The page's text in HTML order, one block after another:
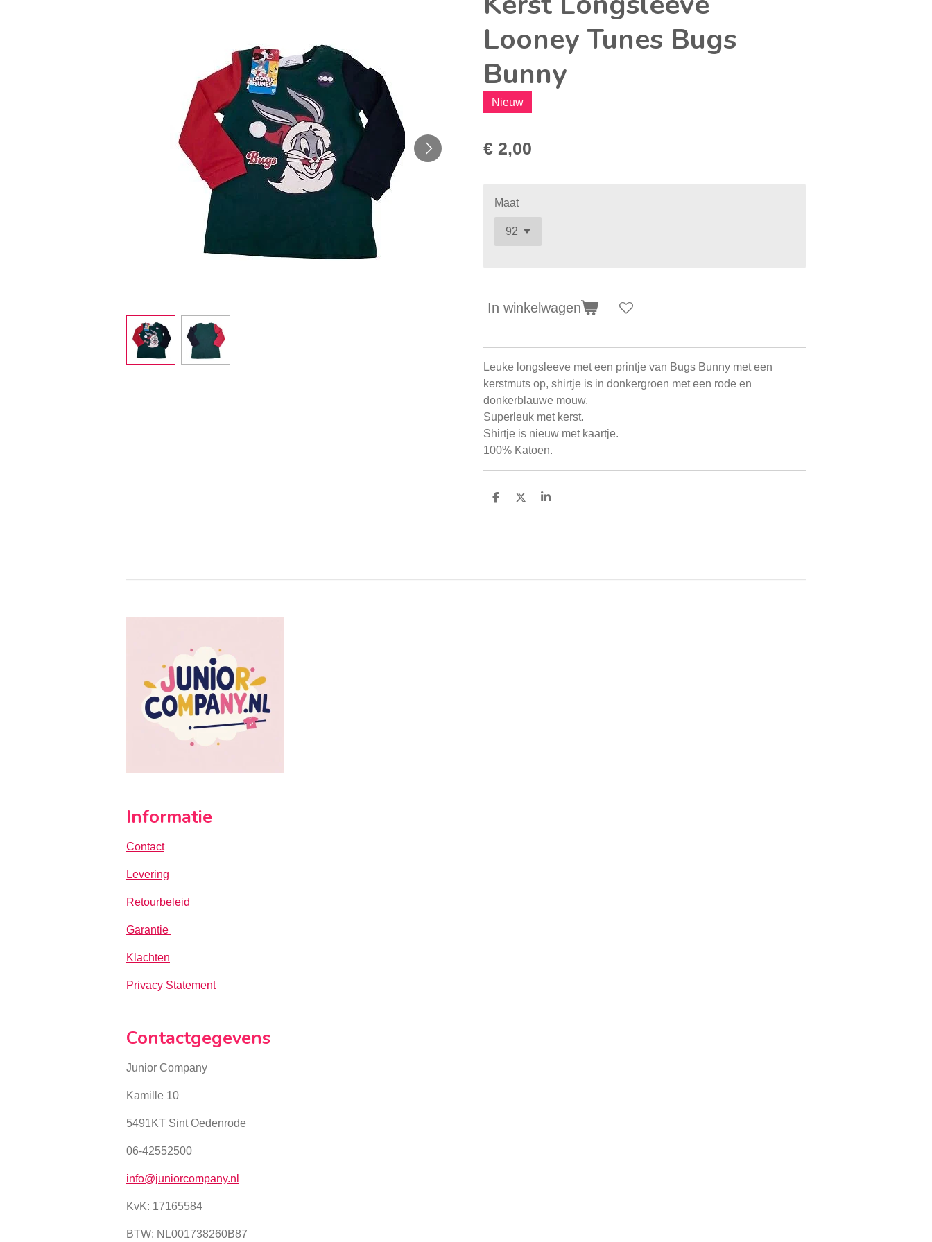
Looney Tunes Bugs
Bunny
Nieuw
€ 2,00
Maat
In winkelwagen
Leuke longsleeve met een printje van Bugs Bunny met een
kerstmuts op, shirtje is in donkergroen met een rode en
donkerblauwe mouw.
Superleuk met kerst.
Shirtje is nieuw met kaartje.
100% Katoen.
D
D
S
Informatie
Contact
Levering
Retourbeleid
Garantie
Klachten
Privacy Statement
Contactgegevens
Junior Company
Kamille 10
5491KT Sint Oedenrode
06-42552500
info@juniorcompany.nl
KvK: 17165584
BTW: NL001738260B87